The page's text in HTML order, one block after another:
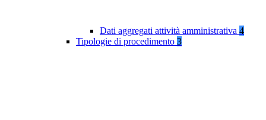
Dati aggregati attività amministrativa 4
Tipologie di procedimento 3